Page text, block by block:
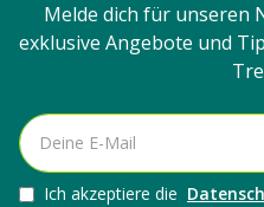
Melde dich für unseren
exklusive Angebote und
Ich akzeptiere die